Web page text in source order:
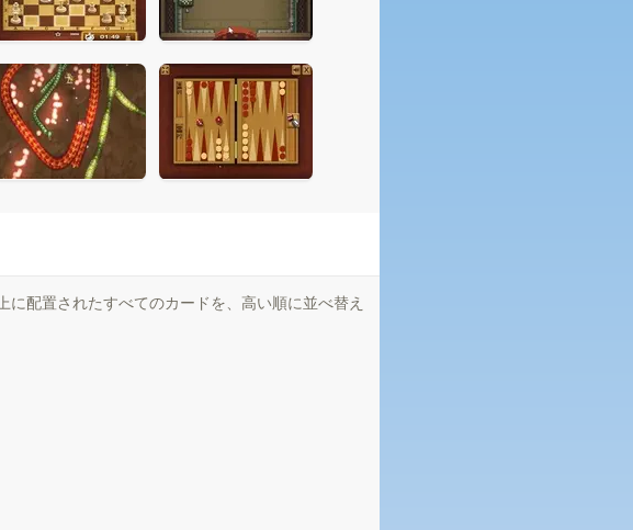
配置されたすべてのカードを、高い順に並べ替え